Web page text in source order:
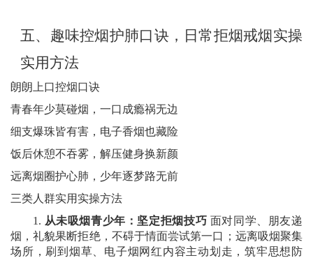
五、 趣味控烟护肺口诀，日常拒烟戒烟实操
实用方法
朗朗上口控烟口诀
青春年少莫碰烟，一口成瘾祸无边
细支爆珠皆有害，电子香烟也藏险
饭后休憩不吞雾，解压健身换新颜
远离烟圈护心肺，少年逐梦路无前
三类人群实用实操方法
1. 从未吸烟青少年：坚定拒烟技巧 面对同学、朋友递
烟，礼貌果断拒绝，不碍于情面尝试第一口；远离吸烟聚集
场所，刷到烟草、电子烟网红内容主动划走，筑牢思想防